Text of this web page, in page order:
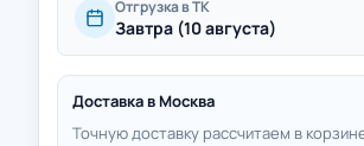
Отгрузка в ТК
Завтра (10 августа)
Доставка в Москва
Точную доставку рассчитаем в